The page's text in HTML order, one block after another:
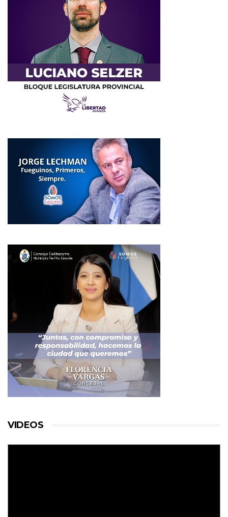
VIDEOS